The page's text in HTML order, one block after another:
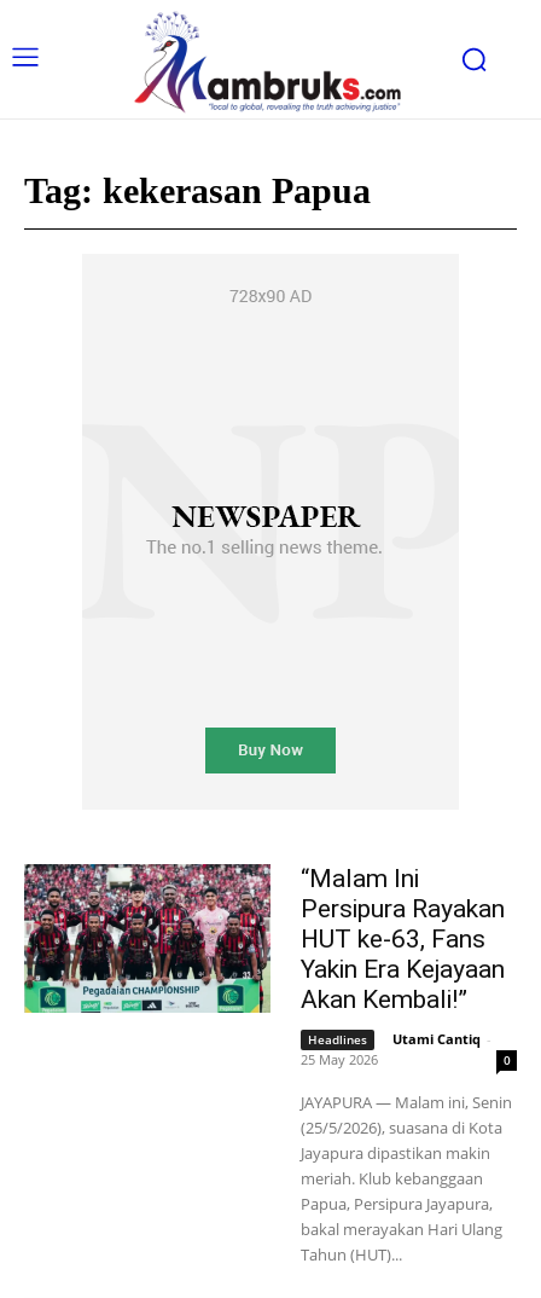
Tag: kekerasan Papua
“Malam Ini
Persipura Rayakan
HUT ke-63, Fans
Yakin Era Kejayaan
Akan Kembali!”
Headlines Utami Cantiq -
25 May 2026
0
JAYAPURA — Malam ini, Senin
(25/5/2026), suasana di Kota
Jayapura dipastikan makin
meriah. Klub kebanggaan
Papua, Persipura Jayapura,
bakal merayakan Hari Ulang
Tahun (HUT)...